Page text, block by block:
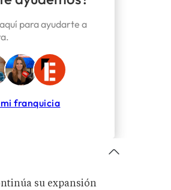
para ayudarte a
franquicia
su expansión